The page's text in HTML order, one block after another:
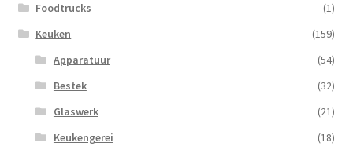
Foodtrucks
(1)
Keuken
(159)
Apparatuur
(54)
Bestek
(32)
Glaswerk
(21)
Keukengerei
(18)